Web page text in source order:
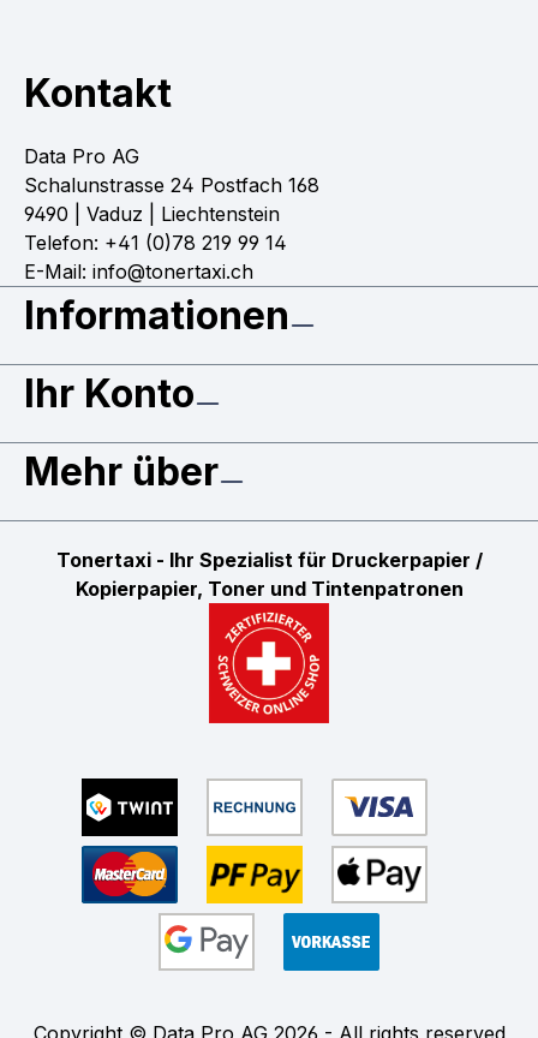
Kontakt
Data Pro AG
Schalunstrasse 24 Postfach 168
9490 | Vaduz | Liechtenstein
Telefon: +41 (0)78 219 99 14
E-Mail: info@tonertaxi.ch
Informationen
Ihr Konto
Mehr über
Tonertaxi - Ihr Spezialist für Druckerpapier /
Kopierpapier, Toner und Tintenpatronen